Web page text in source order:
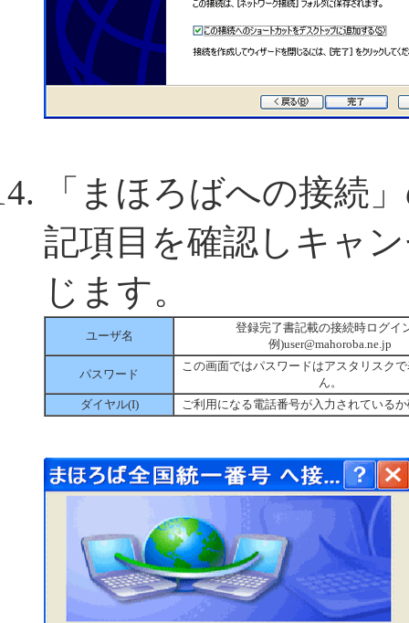
「まほろばへの接続
記項目を確認しキャ
じます。
ユーザ名
登録完了書記載の接続時ログイ
例)user@mahoroba.ne.jp
パスワード
この画面ではパスワードはアスタリスク
ん。
ダイヤル(I)
ご利用になる電話番号が入力されている